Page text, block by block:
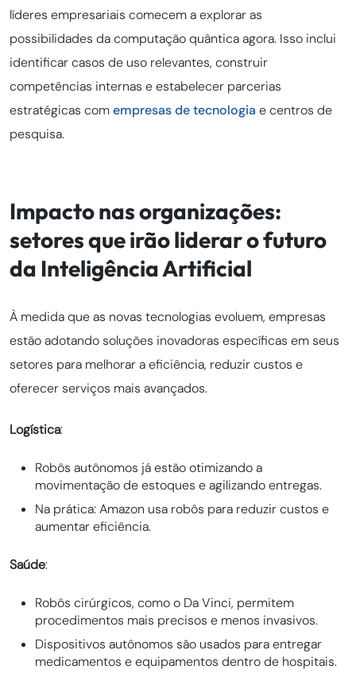
líderes empresariais comecem a explorar as
possibilidades da computação quântica agora. Isso inclui
identificar casos de uso relevantes, construir
competências internas e estabelecer parcerias
estratégicas comempresas de tecnologia e centros de
pesquisa.
Impacto nas organizações:
setores que irão liderar o futuro
da Inteligência Artificial
À medida que as novas tecnologias evoluem, empresas
estão adotando soluções inovadoras específicas em seus
setores para melhorar a eficiência, reduzir custos e
oferecer serviços mais avançados.
Logística:
Robôs autônomos já estão otimizando a
movimentação de estoques e agilizando entregas.
Na prática: Amazon usa robôs para reduzir custos e
aumentar eficiência.
Saúde:
Robôs cirúrgicos, como o Da Vinci, permitem
procedimentos mais precisos e menos invasivos.
Dispositivos autônomos são usados para entregar
medicamentos e equipamentos dentro de hospitais.